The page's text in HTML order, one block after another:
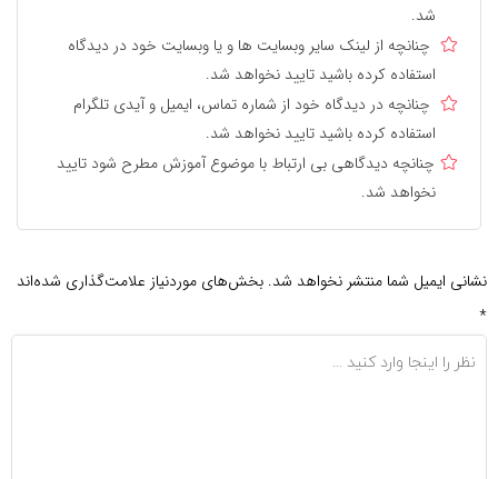
شد.
چنانچه از لینک سایر وبسایت ها و یا وبسایت خود در دیدگاه
استفاده کرده باشید تایید نخواهد شد.
چنانچه در دیدگاه خود از شماره تماس، ایمیل و آیدی تلگرام
استفاده کرده باشید تایید نخواهد شد.
چنانچه دیدگاهی بی ارتباط با موضوع آموزش مطرح شود تایید
نخواهد شد.
نشانی ایمیل شما منتشر نخواهد شد. بخش‌های موردنیاز علامت‌گذاری شده‌اند
*